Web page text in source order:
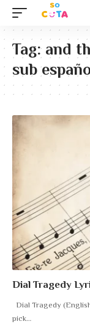
Tag:and
sub
Dial Tragedy
Dial Tragedy
pick…